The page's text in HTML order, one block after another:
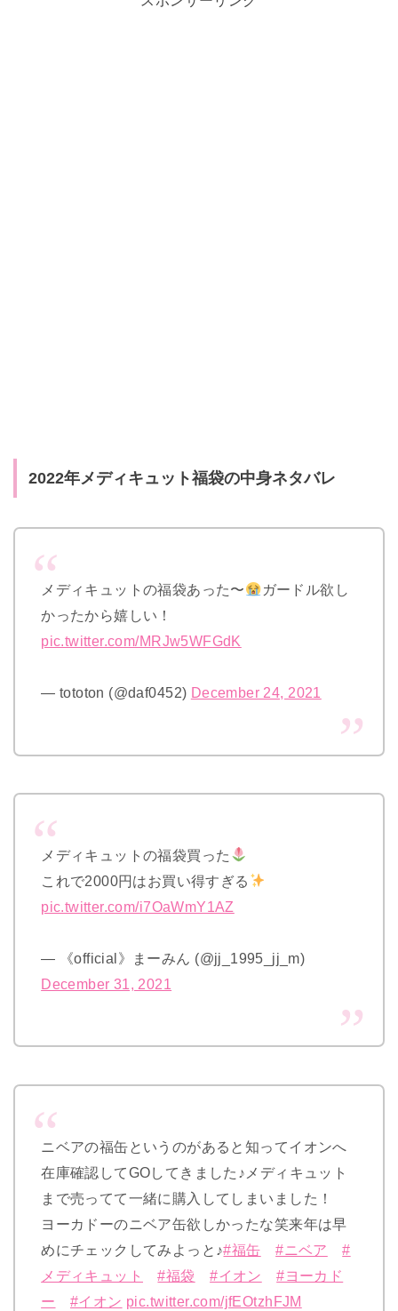
2022年メディキュット福袋の中身ネタバレ
メディキュットの福袋あった〜
ガードル欲し
かったから嬉しい！
pic.twitter.com/MRJw5WFGdK
— tototon (@daf0452) December 24, 2021
メディキュットの福袋買った
これで2000円はお買い得すぎる
pic.twitter.com/i7OaWmY1AZ
— 《official》まーみん (@jj_1995_jj_m)
December 31, 2021
ニベアの福缶というのがあると知ってイオンへ
在庫確認してGOしてきました♪メディキュット
まで売ってて一緒に購入してしまいました！
ヨーカドーのニベア缶欲しかったな笑来年は早
めにチェックしてみよっと♪#福缶 #ニベア
#
メディキュット
#福袋 #イオン
#ヨーカド
ー
#イオン pic.twitter.com/jfEOtzhFJM